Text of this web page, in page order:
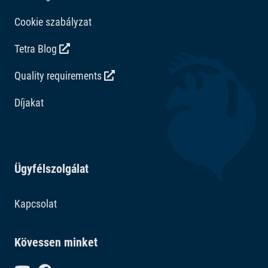
Cookie szabályzat
Tetra Blog
Quality requirements
Díjakat
Ügyfélszolgálat
Kapcsolat
Kövessen minket